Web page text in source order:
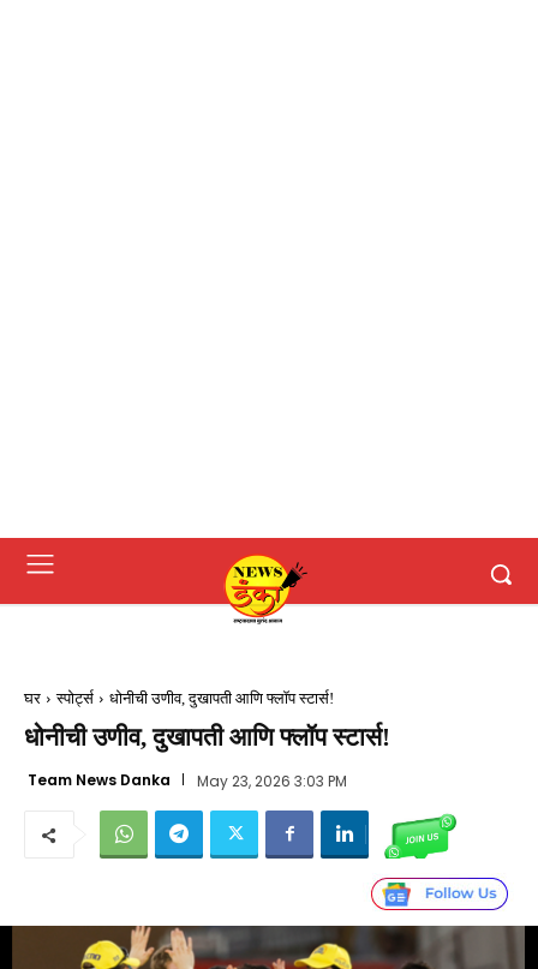
घर स्पोर्ट्स धोनीची उणीव, दुखापती आणि फ्लॉप स्टार्स!
धोनीची उणीव, दुखापती आणि फ्लॉप स्टार्स!
Team News Danka May 23, 2026 3:03 PM